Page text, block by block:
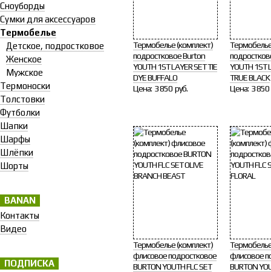
Термобелье (комплект)
подростковое Burton
YOUTH 1ST LAYER SET TIE
DYE BUFFALO
Цена: 3 850 руб.
YOUTH 1ST
TRUE BLACK
Цена: 3 850
Термобелье (комплект)
флисовое подростковое
BURTON YOUTH FLC SET
флисовое
BURTON
Сноуборды
Сумки для аксессуаров
Термобелье
Детское, подростковое
Женское
Мужское
Термоноски
Толстовки
Футболки
Шапки
Шарфы
Шлёпки
Шорты
BANAN
Контакты
Видео
ПОДПИСКА